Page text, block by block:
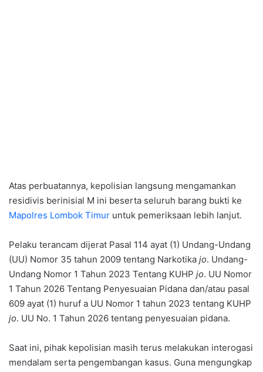
Atas perbuatannya, kepolisian langsung mengamankan
residivis berinisial M ini beserta seluruh barang bukti ke
Mapolres Lombok Timur untuk pemeriksaan lebih lanjut.
Pelaku terancam dijerat Pasal 114 ayat (1) Undang-Undang
(UU) Nomor 35 tahun 2009 tentang Narkotika jo. Undang-
Undang Nomor 1 Tahun 2023 Tentang KUHP jo. UU Nomor
1 Tahun 2026 Tentang Penyesuaian Pidana dan/atau pasal
609 ayat (1) huruf a UU Nomor 1 tahun 2023 tentang KUHP
jo. UU No. 1 Tahun 2026 tentang penyesuaian pidana.
Saat ini, pihak kepolisian masih terus melakukan interogasi
mendalam serta pengembangan kasus. Guna mengungkap